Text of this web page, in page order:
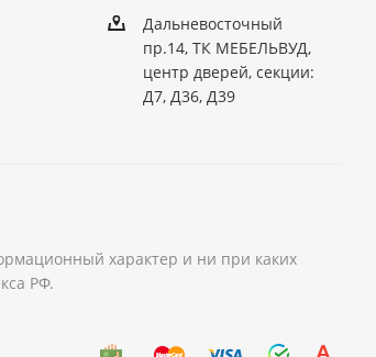
Дальневосточный
пр.14, ТК МЕБЕЛЬВУД,
центр дверей, секции:
Д7, Д36, Д39
характер и ни при каких
РФ.